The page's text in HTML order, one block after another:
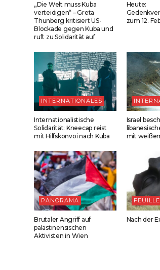
„Die Welt muss Kuba
verteidigen“ – Greta
Thunberg kritisiert US-
Blockade gegen Kuba und
ruft zu Solidarität auf
Heute:
zum 12.
INTERNATIONALES
Internationalistische
Solidarität: Kneecap reist
mit Hilfskonvoi nach Kuba
Israel
mit
PANORAMA
Brutaler Angriff auf
palästinensischen
Aktivisten in Wien
Nach der